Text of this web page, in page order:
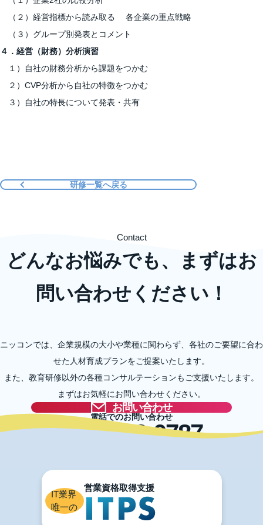
（２）経営指標から読み取る 各企業の重点戦略
（３）グループ別発表とコメント
４．経営（財務）分析演習
１）自社の財務分析から課題をつかむ
２）CVP分析から自社の特徴をつかむ
３）自社の特長について発表・共有
研修一覧へ戻る
どんなお悩みでも、まずはお
問い合わせください！
Contact
ニッコンでは、企業規模の大小や業種に関わらず、各社のご要望に合わ
せた人材育成プランをご提案いたします。
また、教育研修以外の各種コンサルテーションもご支援いたします。
まずはお気軽にお問い合わせください。
お問い合わせ
電話でのお問い合わせ
03-5996-0787
IT業界
唯一の